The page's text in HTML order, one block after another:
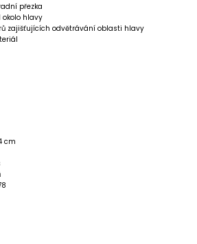
přezka
hlavy
zajišťujících odvětrávání oblasti hlavy
cm